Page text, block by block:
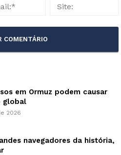
em Ormuz podem causar
global
2026
navegadores da história,